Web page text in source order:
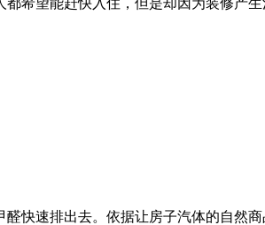
速排出去。依据让房子汽体的自然